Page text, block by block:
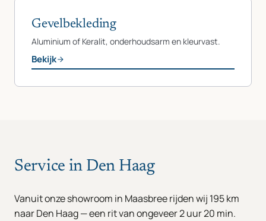
Gevelbekleding
Aluminium of Keralit, onderhoudsarm en kleurvast.
Bekijk
Service in Den Haag
Vanuit onze showroom in Maasbree rijden wij 195 km
naar Den Haag — een rit van ongeveer 2 uur 20 min.